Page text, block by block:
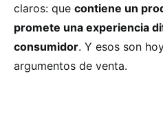
claros: que contiene un
promete una experiencia
consumidor. Y esos son
argumentos de venta.